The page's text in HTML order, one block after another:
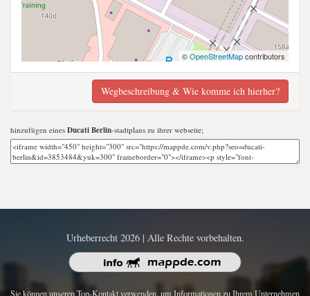
©OpenStreetMapcontributors
Wegbeschreibung & Wie komme ich hierher?
hinzufügen eines Ducati Berlin-stadtplans zu ihrer webseite;
Urheberrecht 2026 | Alle Rechte vorbehalten.
Sie können unseren Top-Kontakt verwenden, um Informationen zu Ihrem Unternehmen